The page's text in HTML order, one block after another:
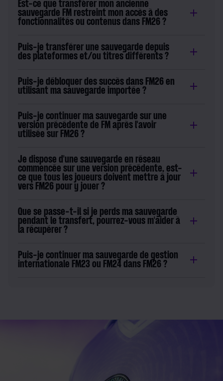
Est-ce que transférer mon ancienne
sauvegarde FM restreint mon accès à des
fonctionnalités ou contenus dans FM26 ?
Puis-je transférer une sauvegarde depuis
des plateformes et/ou titres différents ?
Puis-je débloquer des succès dans FM26 en
utilisant ma sauvegarde importée ?
Puis-je continuer ma sauvegarde sur une
version précédente de FM après l'avoir
utilisée sur FM26 ?
Je dispose d'une sauvegarde en réseau
commencée sur une version précédente, est-
ce que tous les joueurs doivent mettre à jour
vers FM26 pour y jouer ?
Que se passe-t-il si je perds ma sauvegarde
pendant le transfert, pourrez-vous m'aider à
la récupérer ?
Puis-je continuer ma sauvegarde de gestion
internationale FM23 ou FM24 dans FM26 ?